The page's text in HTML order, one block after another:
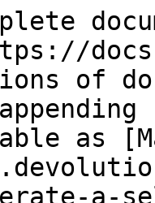
of
as
a-